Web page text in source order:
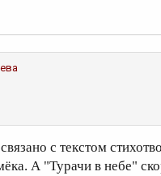
с текстом
А "Турачи в небе"